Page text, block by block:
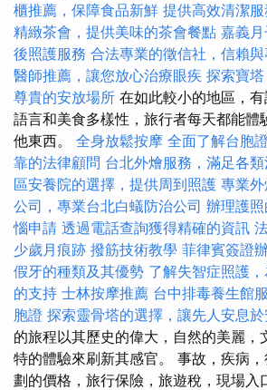
櫃推薦，保障食品新鮮 提供高效清潔
精緻茶會，提供美味的茶會餐點 嘉義
後照護服務 合法專業的徵信社，信賴
醫師推薦，讓您放心治療眼疾 探索寶
尊貴的安放場所 在如此較小的地區，有
語言和美食多樣性，旅行者每天都能體
他東西。 全身放鬆按摩 全面了解台胞證
靠的法律顧問 台北外燴服務，滿足各
區安養院的選擇，提供周到照護 專業
公司，專業台北白蟻防治公司 辦理護
惱申請 透過電話查詢獲得精確的資訊
少歲月痕跡 撥筋技術教學 菲律賓簽證
假牙的種類及其優勢 了解失智症照護
的支持 士林按摩推薦 台中排毒養生館
胞證 探索靈骨塔的選擇，讓先人安息
的旅程以其歷史的偉大，自然的美麗，
特的體驗來刷新其感官。 事故，疾病
劃的價格，旅行保險，旅遊稅，現場入